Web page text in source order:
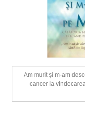
Am murit și m-am
cancer la